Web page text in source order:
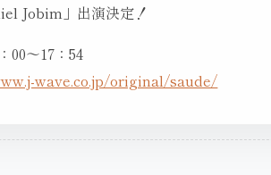
Jobim」出演決定！
00〜17：54
wave.co.jp/original/saude/